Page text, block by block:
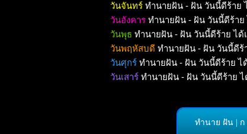
วันจันทร์ ทำนายฝัน - ฝัน วันนี้ดีร้าย
วันอังคารทำนายฝัน - ฝัน วันนี้ดีร้าย
วันพุธ ทำนายฝัน - ฝัน วันนี้ดีร้าย ไ
วันพฤหัสบดี ทำนายฝัน - ฝัน วันนี้ดีร้
วันศุกร์ทำนายฝัน - ฝัน วันนี้ดีร้าย ไ
วันเสาร์ทำนายฝัน - ฝัน วันนี้ดีร้าย
ทำนาย ฝัน ก|